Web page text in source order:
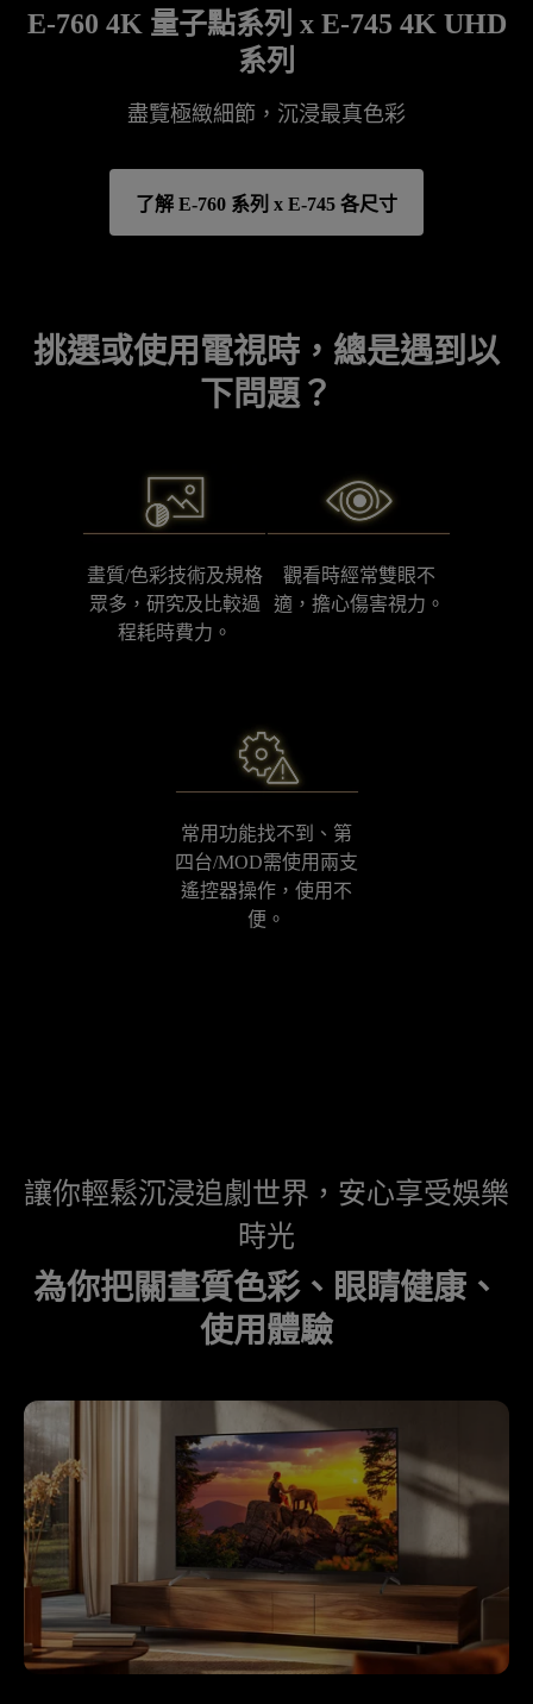
E-760 4K 量子點系列 x E-745 4K UHD
系列
盡覽極緻細節，沉浸最真色彩
了解 E-760 系列 x E-745 各尺寸
挑選或使用電視時，總是遇到以
下問題？
畫質/色彩技術及規格
眾多，研究及比較過
程耗時費力。
觀看時經常雙眼不
適，擔心傷害視力。
常用功能找不到、第
四台/MOD需使用兩支
遙控器操作，使用不
便。
讓你輕鬆沉浸追劇世界，安心享受娛樂
時光
為你把關畫質色彩、眼睛健康、
使用體驗